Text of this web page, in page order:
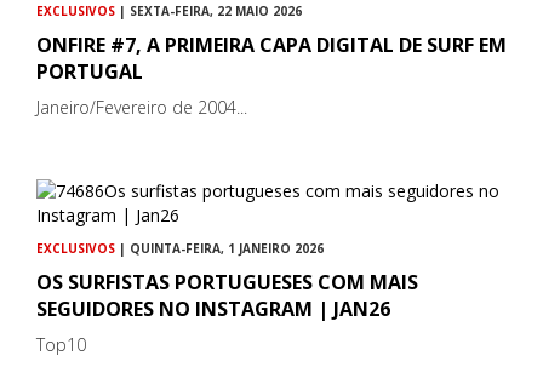
EXCLUSIVOS | SEXTA-FEIRA, 22 MAIO 2026
ONFIRE #7, A PRIMEIRA CAPA DIGITAL DE SURF EM
PORTUGAL
Janeiro/Fevereiro de 2004...
EXCLUSIVOS | QUINTA-FEIRA, 1 JANEIRO 2026
OS SURFISTAS PORTUGUESES COM MAIS
SEGUIDORES NO INSTAGRAM | JAN26
Top10